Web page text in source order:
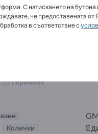
(157)
Германия
Колички
С натискането на бутона
че предоставената от
в съответствие с